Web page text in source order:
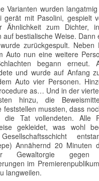
Varianten wurden
gerät mit Pasolini, gespielt
Ähnlichkeit zum Dichter,
auf bestialische Weise. Dann
zurückgespult. Neben
Auto nun eine weitere
begann erneut.
und wurde auf Anfang
Auto vier Personen.
as… Und in der
hinzu, die
feststellen mussten, dass
die Tat vollendeten. Alle
gekleidet, was wohl
Annähernd 20 Minuten
Gewaltorgie gegen
im
langweilen.